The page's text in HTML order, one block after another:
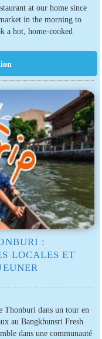
at our home since
in the morning to
a hot, home-cooked
:
LOCALES ET
Thonburi dans un tour en
au Bangkhunsri Fresh
dans une communauté